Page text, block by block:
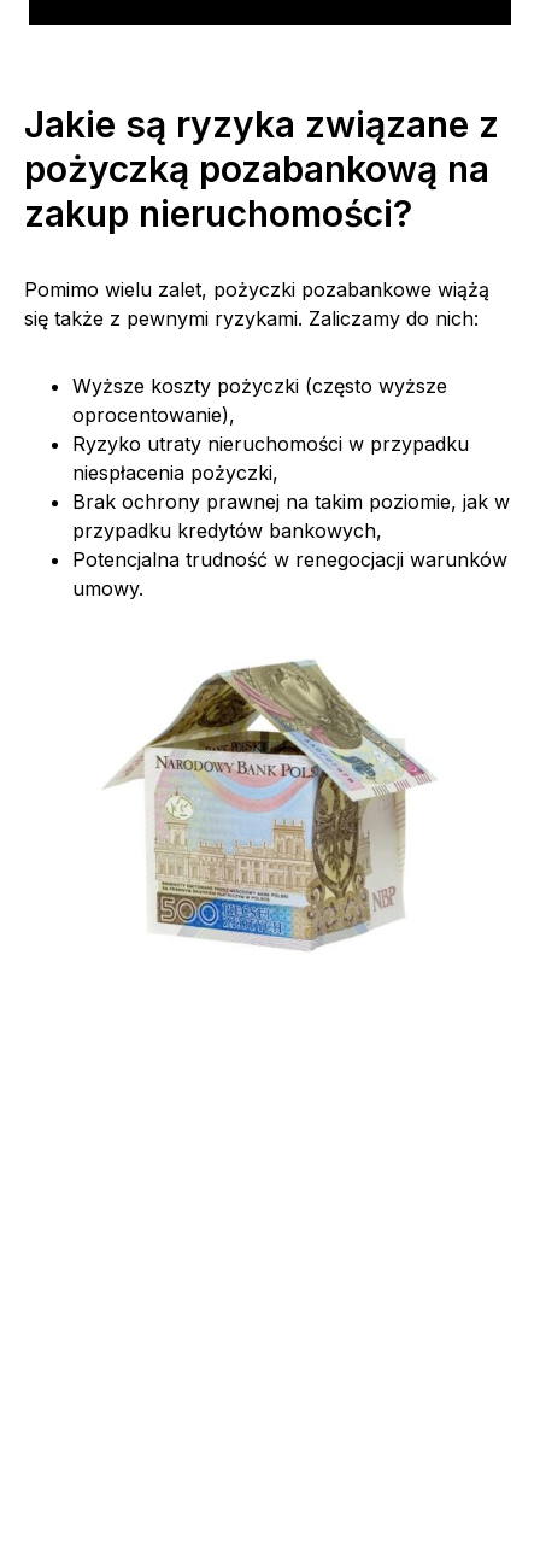
Jakie są ryzyka związane z
pożyczką pozabankową na
zakup nieruchomości?
Pomimo wielu zalet, pożyczki pozabankowe wiążą
się także z pewnymi ryzykami. Zaliczamy do nich:
Wyższe koszty pożyczki (często wyższe
oprocentowanie),
Ryzyko utraty nieruchomości w przypadku
niespłacenia pożyczki,
Brak ochrony prawnej na takim poziomie, jak w
przypadku kredytów bankowych,
Potencjalna trudność w renegocjacji warunków
umowy.